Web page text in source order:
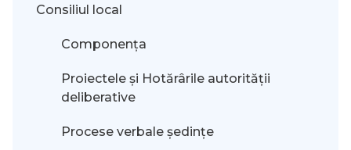
Consiliul local
Componența
Proiectele și Hotărârile autorității
deliberative
Procese verbale ședințe